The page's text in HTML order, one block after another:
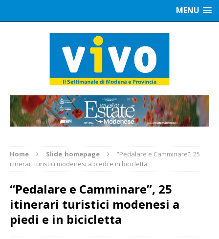
MENU
Home Slide_homepage
“Pedalare e Camminare”, 25
itinerari turistici modenesi a piedi e in bicicletta
“Pedalare e Camminare”, 25
itinerari turistici modenesi a
piedi e in bicicletta